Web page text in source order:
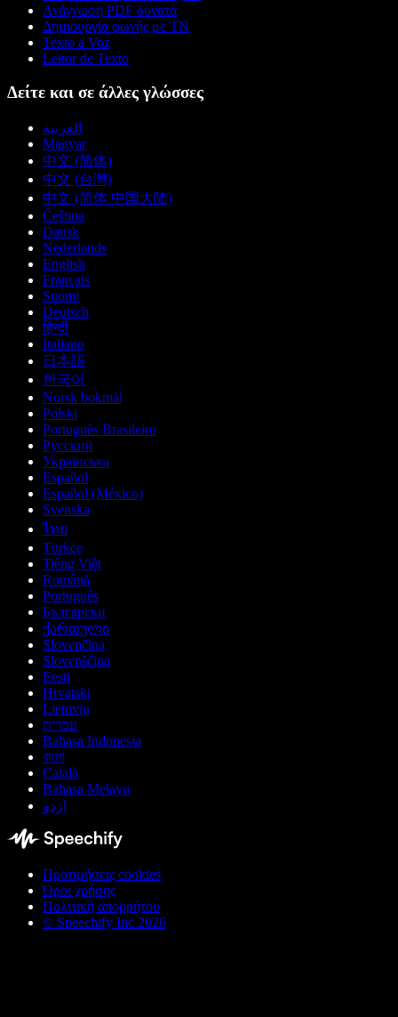
Ανάγνωση PDF δυνατά
Δημιουργία φωνής με ΤΝ
Texto a Voz
Leitor de Texto
Δείτε και σε άλλες γλώσσες
العربية
Magyar
中文 (简体)
中文 (台灣)
中文 (简体 中国大陆)
Čeština
Dansk
Nederlands
English
Français
Suomi
Deutsch
हिन्दी
Italiano
日本語
한국어
Norsk bokmål
Polski
Português Brasileiro
Русский
Українська
Español
Español (México)
Svenska
ไทย
Türkçe
Tiếng Việt
Română
Português
Български
ქართული
Slovenčina
Slovenščina
Eesti
Hrvatski
Lietuvių
עברית
Bahasa Indonesia
বাংলা
Català
Bahasa Melayu
اردو
Προτιμήσεις cookies
Όροι χρήσης
Πολιτική απορρήτου
© Speechify Inc 2026